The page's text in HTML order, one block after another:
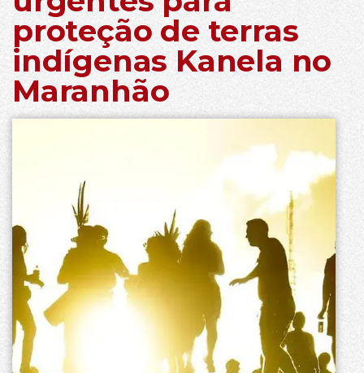
proteção de terras
indígenas Kanela no
Maranhão